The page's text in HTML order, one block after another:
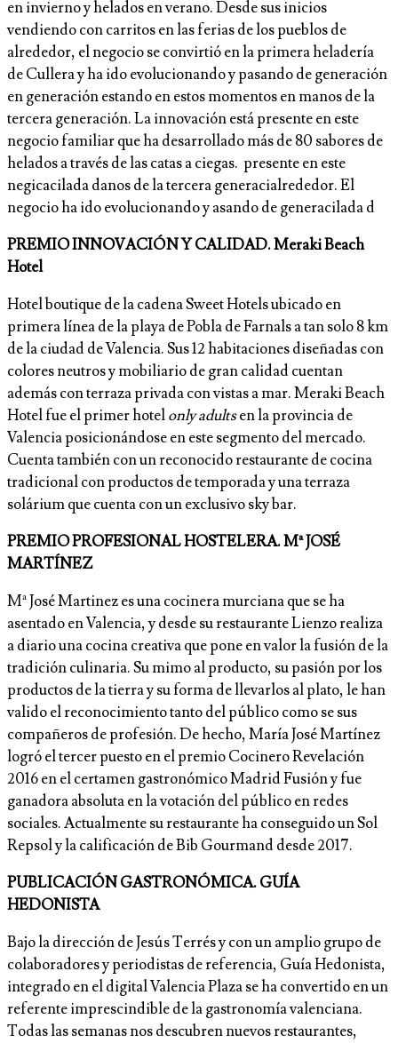
en invierno y helados en verano. Desde sus inicios
vendiendo con carritos en las ferias de los pueblos de
alrededor, el negocio se convirtió en la primera heladería
de Cullera y ha ido evolucionando y pasando de generación
en generación estando en estos momentos en manos de la
tercera generación. La innovación está presente en este
negocio familiar que ha desarrollado más de 80 sabores de
helados a través de las catas a ciegas. presente en este
negicacilada danos de la tercera generacialrededor. El
negocio ha ido evolucionando y asando de generacilada d
PREMIO INNOVACIÓN Y CALIDAD. Meraki Beach
Hotel
Hotel boutique de la cadena Sweet Hotels ubicado en
primera línea de la playa de Pobla de Farnals a tan solo 8 km
de la ciudad de Valencia. Sus 12 habitaciones diseñadas con
colores neutros y mobiliario de gran calidad cuentan
además con terraza privada con vistas a mar. Meraki Beach
Hotel fue el primer hotelonly adultsen la provincia de
Valencia posicionándose en este segmento del mercado.
Cuenta también con un reconocido restaurante de cocina
tradicional con productos de temporada y una terraza
solárium que cuenta con un exclusivo sky bar.
PREMIO PROFESIONAL HOSTELERA. Mª JOSÉ
MARTÍNEZ
Mª José Martinez es una cocinera murciana que se ha
asentado en Valencia, y desde su restaurante Lienzo realiza
a diario una cocina creativa que pone en valor la fusión de la
tradición culinaria. Su mimo al producto, su pasión por los
productos de la tierra y su forma de llevarlos al plato, le han
valido el reconocimiento tanto del público como se sus
compañeros de profesión. De hecho, María José Martínez
logró el tercer puesto en el premio Cocinero Revelación
2016 en el certamen gastronómico Madrid Fusión y fue
ganadora absoluta en la votación del público en redes
sociales. Actualmente su restaurante ha conseguido un Sol
Repsol y la calificación de Bib Gourmand desde 2017.
PUBLICACIÓN GASTRONÓMICA. GUÍA
HEDONISTA
Bajo la dirección de Jesús Terrés y con un amplio grupo de
colaboradores y periodistas de referencia, Guía Hedonista,
integrado en el digital Valencia Plaza se ha convertido en un
referente imprescindible de la gastronomía valenciana.
Todas las semanas nos descubren nuevos restaurantes,